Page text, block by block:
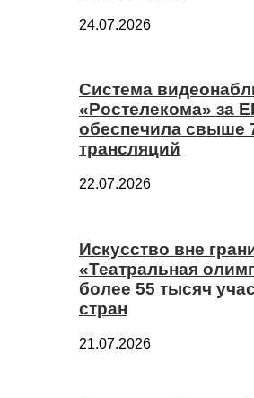
24.07.2026
Система
«Ростелекома» за
обеспечила свыше
трансляций
22.07.2026
Искусство вне
«Театральная
более 55 тысяч
стран
21.07.2026